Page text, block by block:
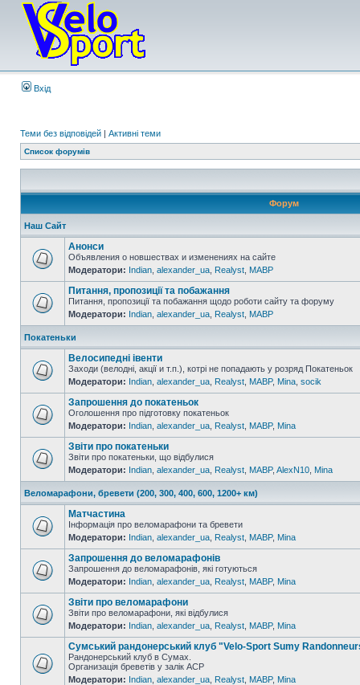
Вхід
Теми без відповідей | Активні теми
Список форумів
Форум
Наш Сайт
Анонси
Объявления о новшествах и изменениях на сайте
Модератори: Indian alexander_ua Realyst MABP
Питання, пропозиції та побажання
Питання, пропозиції та побажання щодо роботи сайту та форуму
Модератори: Indian alexander_ua Realyst MABP
Покатеньки
Велосипедні івенти
Заходи (велодні, акції и т.п.), котрі не попадають у розряд Покатеньок
Модератори: Indian alexander_ua Realyst MABP, Mina socik
Запрошення до покатеньок
Оголошення про підготовку покатеньок
Модератори: Indian alexander_ua Realyst MABP, Mina
Звіти про покатеньки
Звіти про покатеньки, що відбулися
Модератори: Indian alexander_ua Realyst MABP, AlexN10 Mina
Веломарафони, бревети (200, 300, 400, 600, 1200+ км)
Матчастина
Інформація про веломарафони та бревети
Модератори: Indian alexander_ua Realyst MABP, Mina
Запрошення до веломарафонів
Запрошення до веломарафонів, які готуються
Модератори: Indian alexander_ua Realyst MABP, Mina
Звіти про веломарафони
Звіти про веломарафони, які відбулися
Модератори: Indian alexander_ua Realyst MABP, Mina
Сумський рандонерський клуб "Velo-Sport Sumy
Рандонерський клуб в Сумах.
Организація бреветів у залік АСР
Модератори: Indian alexander_ua Realyst MABP, Mina